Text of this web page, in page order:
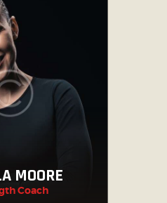
MOORE
Coach